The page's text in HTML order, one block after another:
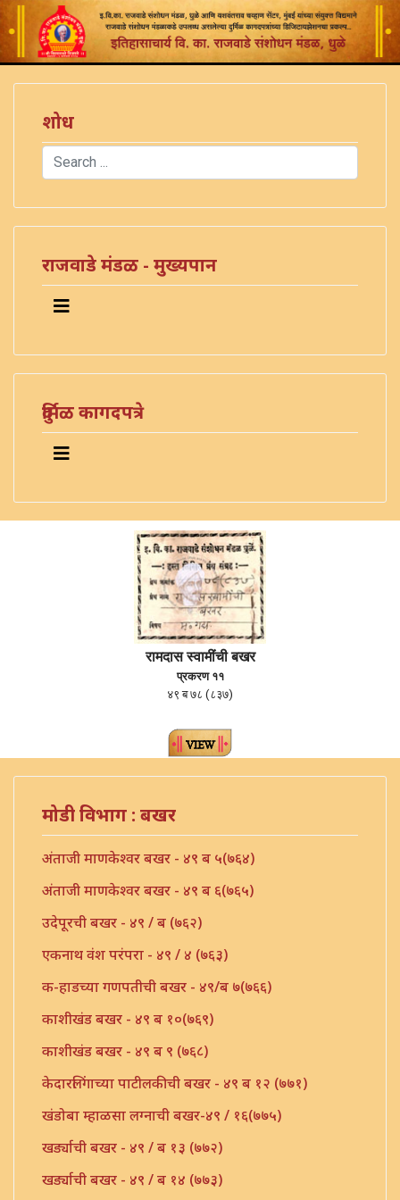
शोध
Search
राजवाडे मंडळ - मुख्यपान
दुर्मिळ कागदपत्रे
रामदास स्वामींची बखर
प्रकरण ११
४९ ब ७८ (८३७)
मोडी विभाग : बखर
अंताजी माणकेश्वर बखर - ४९ ब ५(७६४)
अंताजी माणकेश्वर बखर - ४९ ब ६(७६५)
उदेपूरची बखर - ४९ / ब (७६२)
एकनाथ वंश परंपरा - ४९ / ४ (७६३)
क-हाडच्या गणपतीची बखर - ४९/ब ७(७६६)
काशीखंड बखर - ४९ ब १०(७६९)
काशीखंड बखर - ४९ ब ९ (७६८)
केदारलिंगाच्या पाटीलकीची बखर - ४९ ब १२ (७७१)
खंडोबा म्हाळसा लग्नाची बखर-४९ / १६(७७५)
खर्ड्याची बखर - ४९ / ब १३ (७७२)
खर्ड्याची बखर - ४९ / ब १४ (७७३)